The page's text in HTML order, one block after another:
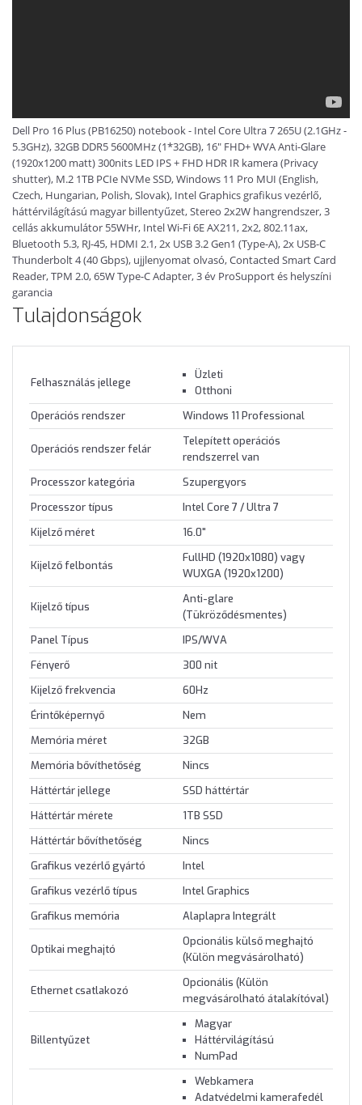
Dell Pro 16 Plus (PB16250) notebook - Intel Core Ultra 7 265U (2.1GHz -
5.3GHz), 32GB DDR5 5600MHz (1*32GB), 16" FHD+ WVA Anti-Glare
(1920x1200 matt) 300nits LED IPS + FHD HDR IR kamera (Privacy
shutter), M.2 1TB PCIe NVMe SSD, Windows 11 Pro MUI (English,
Czech, Hungarian, Polish, Slovak), Intel Graphics grafikus vezérlő,
háttérvilágítású magyar billentyűzet, Stereo 2x2W hangrendszer, 3
cellás akkumulátor 55WHr, Intel Wi-Fi 6E AX211, 2x2, 802.11ax,
Bluetooth 5.3, RJ-45, HDMI 2.1, 2x USB 3.2 Gen1 (Type-A), 2x USB-C
Thunderbolt 4 (40 Gbps), ujjlenyomat olvasó, Contacted Smart Card
Reader, TPM 2.0, 65W Type-C Adapter, 3 év ProSupport és helyszíni
garancia
Tulajdonságok
Felhasználás jellege
Üzleti
Otthoni
Operációs rendszer
Windows 11 Professional
Operációs rendszer felár
Telepített operációs
rendszerrel van
Processzor kategória
Szupergyors
Processzor típus
Intel Core 7 / Ultra 7
Kijelző méret
16.0"
Kijelző felbontás
FullHD (1920x1080) vagy
WUXGA (1920x1200)
Kijelző típus
Anti-glare
(Tükröződésmentes)
Panel Típus
IPS/WVA
Fényerő
300 nit
Kijelző frekvencia
60Hz
Érintőképernyő
Nem
Memória méret
32GB
Memória bővíthetőség
Nincs
Háttértár jellege
SSD háttértár
Háttértár mérete
1TB SSD
Háttértár bővíthetőség
Nincs
Grafikus vezérlő gyártó
Intel
Grafikus vezérlő típus
Intel Graphics
Grafikus memória
Alaplapra Integrált
Optikai meghajtó
Opcionális külső meghajtó
(Külön megvásárolható)
Ethernet csatlakozó
Opcionális (Külön
megvásárolható átalakítóval)
Billentyűzet
Magyar
Háttérvilágítású
NumPad
Webkamera
Adatvédelmi kamerafedél